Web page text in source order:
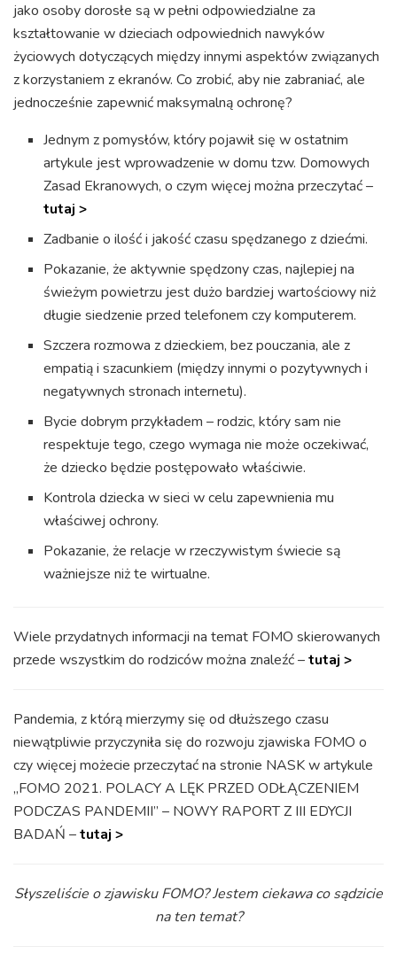
jako osoby dorosłe są w pełni odpowiedzialne za
kształtowanie w dzieciach odpowiednich nawyków
życiowych dotyczących między innymi aspektów związanych
z korzystaniem z ekranów. Co zrobić, aby nie zabraniać, ale
jednocześnie zapewnić maksymalną ochronę?
Jednym z pomysłów, który pojawił się w ostatnim
artykule jest wprowadzenie w domu tzw. Domowych
Zasad Ekranowych, o czym więcej można przeczytać –
tutaj >
Zadbanie o ilość i jakość czasu spędzanego z dziećmi.
Pokazanie, że aktywnie spędzony czas, najlepiej na
świeżym powietrzu jest dużo bardziej wartościowy niż
długie siedzenie przed telefonem czy komputerem.
Szczera rozmowa z dzieckiem, bez pouczania, ale z
empatią i szacunkiem (między innymi o pozytywnych i
negatywnych stronach internetu).
Bycie dobrym przykładem – rodzic, który sam nie
respektuje tego, czego wymaga nie może oczekiwać,
że dziecko będzie postępowało właściwie.
Kontrola dziecka w sieci w celu zapewnienia mu
właściwej ochrony.
Pokazanie, że relacje w rzeczywistym świecie są
ważniejsze niż te wirtualne.
Wiele przydatnych informacji na temat FOMO skierowanych
przede wszystkim do rodziców można znaleźć –tutaj >
Pandemia, z którą mierzymy się od dłuższego czasu
niewątpliwie przyczyniła się do rozwoju zjawiska FOMO o
czy więcej możecie przeczytać na stronie NASK w artykule
„FOMO 2021. POLACY A LĘK PRZED ODŁĄCZENIEM
PODCZAS PANDEMII” – NOWY RAPORT Z III EDYCJI
BADAŃ –tutaj >
Słyszeliście o zjawisku FOMO? Jestem ciekawa co sądzicie
na ten temat?